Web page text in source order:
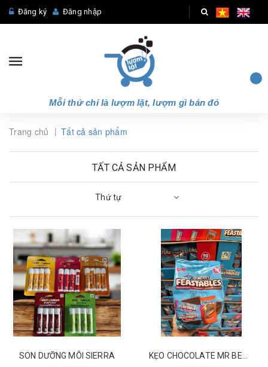
Đăng ký Đăng nhập
Mỗi thứ chỉ là lượm lặt, lượm gì bán đó
Trang chủ | Tất cả sản phẩm
TẤT CẢ SẢN PHẨM
Thứ tự
SON DƯỠNG MÔI SIERRA